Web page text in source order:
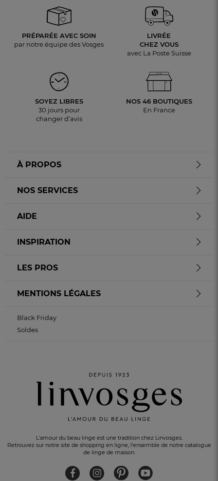
UN CADEAU OFFERTpour tout achat
PRÉPARÉE AVEC SOIN
par notre équipe des Vosges
LIVRÉE
CHEZ VOUS
avec La Poste Suisse
SOYEZ LIBRES
30 jours pour
changer d’avis
NOS 46 BOUTIQUES
En France
L'amour du beau linge est une tradition chez Linvosges.
Retrouvez sur notre site de shopping en ligne, l'ensemble de notre catalogue
de linge de maison.
À PROPOS
NOS SERVICES
AIDE
INSPIRATION
LES PROS
MENTIONS LÉGALES
Black Friday
Soldes